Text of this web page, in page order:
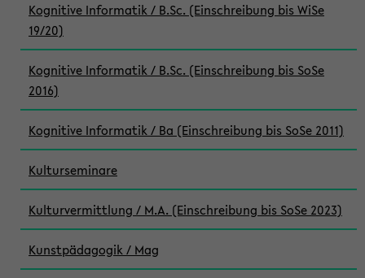
Kognitive Informatik / B.Sc. (Einschreibung bis WiSe
19/20)
Kognitive Informatik / B.Sc. (Einschreibung bis SoSe
2016)
Kognitive Informatik / Ba (Einschreibung bis SoSe 2011)
Kulturseminare
Kulturvermittlung / M.A. (Einschreibung bis SoSe 2023)
Kunstpädagogik / Mag